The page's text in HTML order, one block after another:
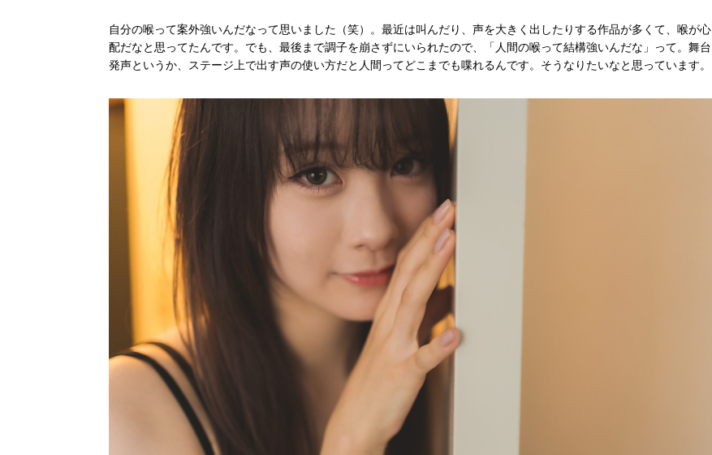
自分の喉って案外強いんだなって思いました（笑）。最近は叫んだり、声を大きく出したりする作品が多くて、喉が心
配だなと思ってたんです。でも、最後まで調子を崩さずにいられたので、「人間の喉って結構強いんだな」って。舞台
発声というか、ステージ上で出す声の使い方だと人間ってどこまでも喋れるんです。そうなりたいなと思っています。